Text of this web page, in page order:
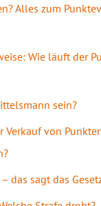
Alles zum
Wie läuft der
sein?
Verkauf von
das sagt das